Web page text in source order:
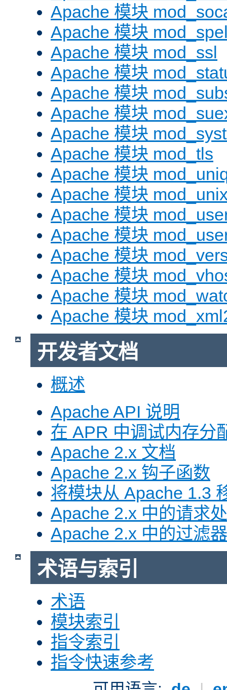
Apache 模块
Apache 模块
Apache 模块 mod_ssl
Apache 模块
Apache 模块
Apache 模块
Apache 模块
Apache 模块 mod_tls
Apache 模块
Apache 模块
Apache 模块
Apache 模块
Apache 模块
Apache 模块
Apache 模块
Apache 模块
开发者文档
概述
Apache API 说明
在 APR 中调试内存分
Apache 2.x 文档
Apache 2.x 钩子函数
将模块从 Apache 1.3
Apache 2.x 中的请求
Apache 2.x 中的过滤器
术语与索引
术语
模块索引
指令索引
指令快速参考